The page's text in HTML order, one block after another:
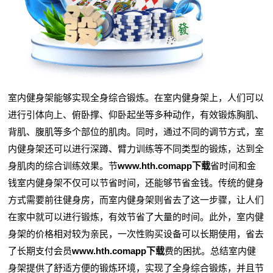
室内健身架能够实现全身综合锻炼。在室内健身架上，人们可以
进行引体向上、俯卧撑、仰卧起坐等多种动作，有效锻炼胸肌、
背肌、腹肌等多个部位的肌肉。同时，通过不同的调节方式，室
内健身架还可以进行深蹲、臂力训练等不同类型的锻炼，达到全
身肌肉的综合训练效果。节www.hth.comapp下载省时间和金
钱室内健身架不仅可以节省时间，还能够节省金钱。传统的健身
方式需要前往健身房，而室内健身架则省去了这一步骤，让人们
在家中就可以进行锻炼，有效节省了大量的时间。此外，室内健
身架的价格相对较为亲民，一次性购买设备可以长期使用，省去
了长期支付会员www.hth.comapp下载费的困扰。总结室内健
身架提供了舒适方便的锻炼环境，实现了全身综合锻炼，并且节